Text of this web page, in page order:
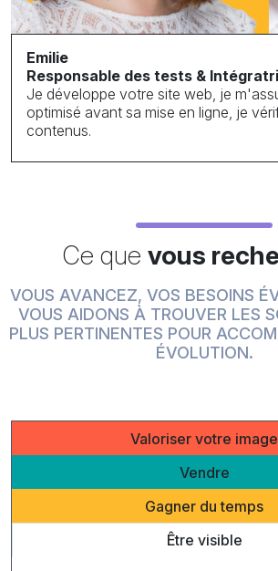
Emilie
Responsable des tests &
Je développe votre site web, je
optimisé avant sa mise en ligne, je
contenus.
Ce que vous
VOUS AVANCEZ, VOS BESOINS
VOUS AIDONS À TROUVER LES
PLUS PERTINENTES POUR
ÉVOLUTION.
Valoriser votre image
Vendre
Gagner du temps
Être visible